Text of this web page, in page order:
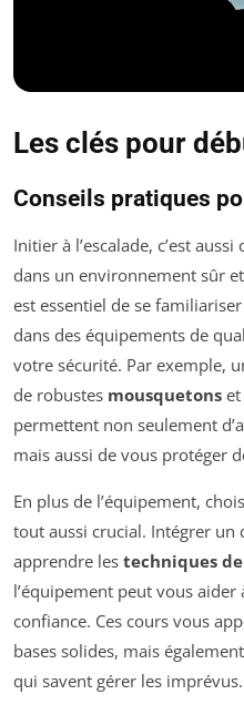
Les clés pour
Conseils pratiques
Initier à l’escalade, c’est
dans un environnement sûr
est essentiel de se
dans des équipements de
votre sécurité. Par exemple,
de robustes mousquetons et
permettent non seulement
mais aussi de vous protéger
En plus de l’équipement,
tout aussi crucial. Intégrer un
apprendre les techniques
l’équipement peut vous
confiance. Ces cours vous
bases solides, mais
qui savent gérer les imprévus.